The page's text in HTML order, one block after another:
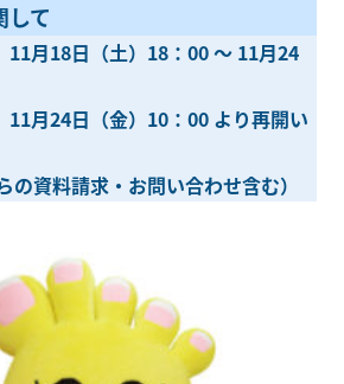
て
月18日（土）18：00 ～ 11月24
月24日（金）10：00 より再開い
の資料請求・お問い合わせ含む）